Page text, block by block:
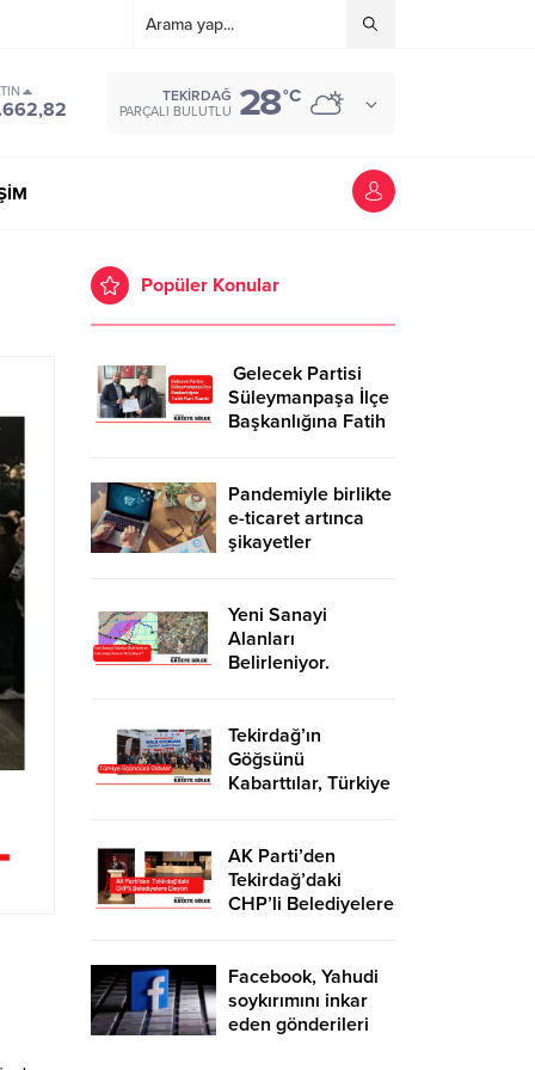
TEKIRDAĞ
PARÇALI BULUTLU 28°C
Popüler Konular
Gelecek Partisi
Süleymanpaşa İlçe
Başkanlığına Fatih
Pandemiyle birlikte
e-ticaret artınca
şikayetler
Yeni Sanayi
Alanları
Belirleniyor.
Tekirdağ’ın
Göğsünü
Kabarttılar, Türkiye
AK Parti’den
Tekirdağ’daki
CHP’li Belediyelere
Facebook, Yahudi
soykırımını inkar
eden gönderileri